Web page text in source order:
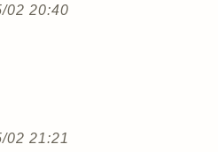
02 20:40
02 21:21